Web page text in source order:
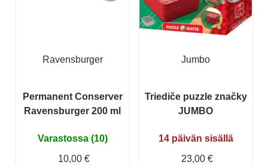
Ravensburger
Permanent Conserver
Ravensburger 200 ml
Varastossa (10)
10,00 €
Jumbo
Triediče puzzle značky
JUMBO
14 päivän sisällä
23,00 €